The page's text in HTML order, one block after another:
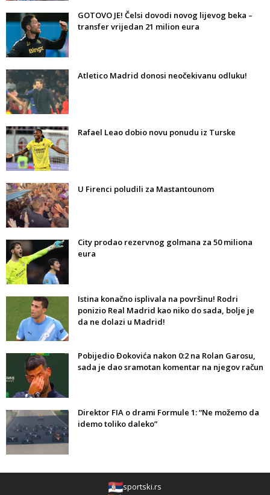
GOTOVO JE! Čelsi dovodi novog lijevog beka –
transfer vrijedan 21 milion eura
Atletico Madrid donosi neočekivanu odluku!
Rafael Leao dobio novu ponudu iz Turske
U Firenci poludili za Mastantounom
City prodao rezervnog golmana za 50 miliona
eura
Istina konačno isplivala na površinu! Rodri
ponizio Real Madrid kao niko do sada, bolje je
da ne dolazi u Madrid!
Pobijedio Đokovića nakon 0:2 na Rolan Garosu,
sada je dao sramotan komentar na njegov račun
Direktor FIA o drami Formule 1: “Ne možemo da
idemo toliko daleko”
sportski.rs